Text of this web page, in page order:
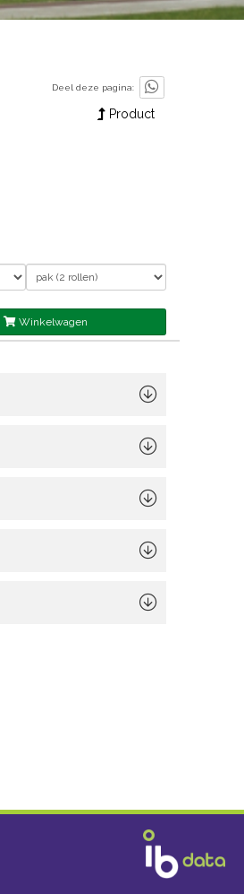
Deel deze pagina:
Product
Winkelwagen